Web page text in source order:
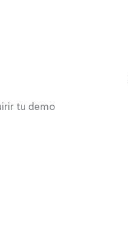
tu demo